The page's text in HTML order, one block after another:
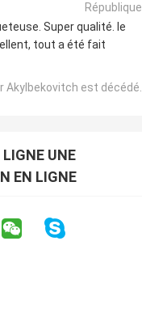
République
Super qualité. le
tout a été fait
Akylbekovitch est décédé.
UNE
EN LIGNE